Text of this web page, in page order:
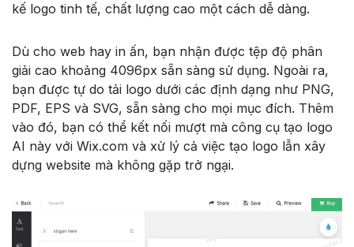
kế logo tinh tế, chất lượng cao một cách dễ dàng.
Dù cho web hay in ấn, bạn nhận được tệp độ phân
giải cao khoảng 4096px sẵn sàng sử dụng. Ngoài ra,
bạn được tự do tải logo dưới các định dạng như PNG,
PDF, EPS và SVG, sẵn sàng cho mọi mục đích. Thêm
vào đó, bạn có thể kết nối mượt mà công cụ tạo logo
AI này với Wix.com và xử lý cả việc tạo logo lẫn xây
dựng website mà không gặp trở ngại.